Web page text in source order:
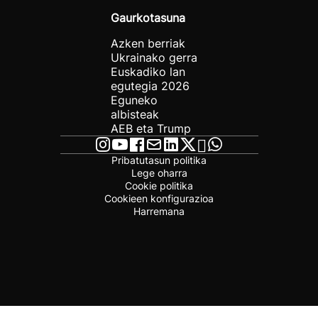
Gaurkotasuna
Azken berriak
Ukrainako gerra
Euskadiko lan
egutegia 2026
Eguneko
albisteak
AEB eta Trump
Pribatutasun politika
Lege oharra
Cookie politika
Cookieen konfigurazioa
Harremana